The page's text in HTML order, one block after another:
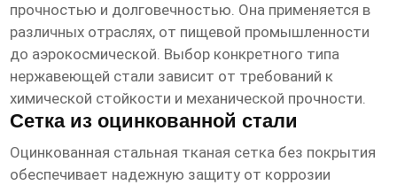
прочностью и долговечностью. Она применяется в
различных отраслях, от пищевой промышленности
до аэрокосмической. Выбор конкретного типа
нержавеющей стали зависит от требований к
химической стойкости и механической прочности.
Сетка из оцинкованной стали
Оцинкованная стальная тканая сетка без покрытия
обеспечивает надежную защиту от коррозии